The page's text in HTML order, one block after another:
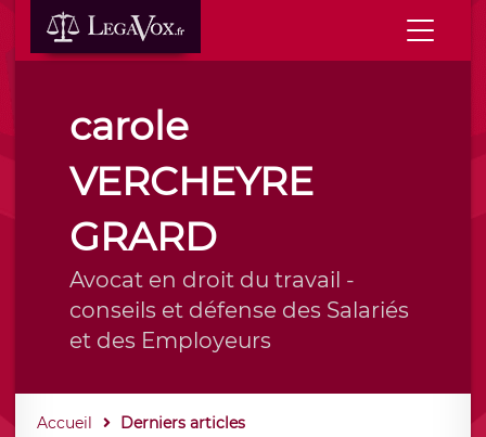
carole
VERCHEYRE
GRARD
Avocat en droit du travail -
conseils et défense des Salariés
et des Employeurs
Accueil Derniers articles